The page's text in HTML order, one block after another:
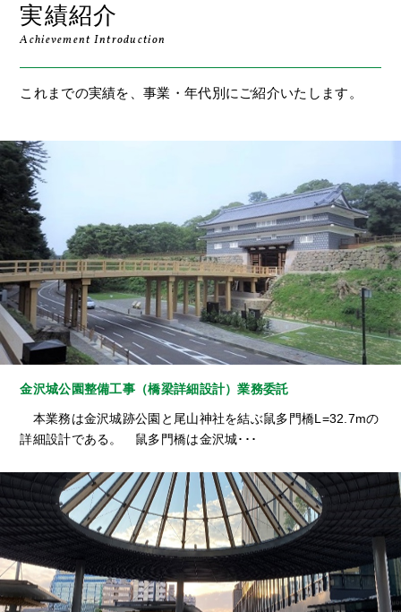
実績紹介
Achievement Introduction
これまでの実績を、事業・年代別にご紹介いたします。
金沢城公園整備工事（橋梁詳細設計）業務委託
本業務は金沢城跡公園と尾山神社を結ぶ鼠多門橋L=32.7mの
詳細設計である。 鼠多門橋は金沢城･･･